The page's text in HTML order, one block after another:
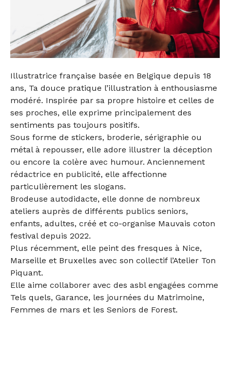
Illustratrice française basée en Belgique depuis 18
ans, Ta douce pratique l’illustration à enthousiasme
modéré. Inspirée par sa propre histoire et celles de
ses proches, elle exprime principalement des
sentiments pas toujours positifs.
Sous forme de stickers, broderie, sérigraphie ou
métal à repousser, elle adore illustrer la déception
ou encore la colère avec humour. Anciennement
rédactrice en publicité, elle affectionne
particulièrement les slogans.
Brodeuse autodidacte, elle donne de nombreux
ateliers auprès de différents publics seniors,
enfants, adultes, créé et co-organise Mauvais coton
festival depuis 2022.
Plus récemment, elle peint des fresques à Nice,
Marseille et Bruxelles avec son collectif l’Atelier Ton
Piquant.
Elle aime collaborer avec des asbl engagées comme
Tels quels, Garance, les journées du Matrimoine,
Femmes de mars et les Seniors de Forest.